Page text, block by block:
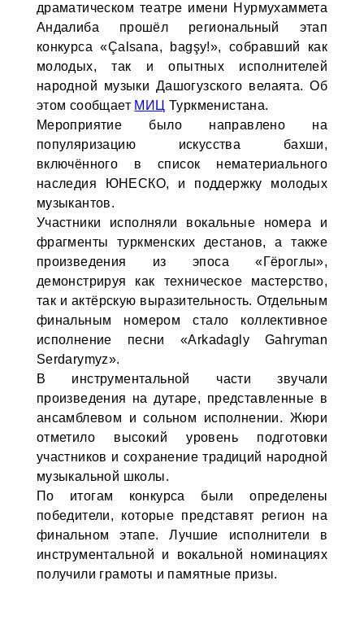
драматическом театре имени Нурмухаммета
Андалиба прошёл региональный этап
конкурса «Çalsana, bagşy!», собравший как
молодых, так и опытных исполнителей
народной музыки Дашогузского велаята. Об
этом сообщает МИЦ Туркменистана.
Мероприятие было направлено на
популяризацию искусства бахши,
включённого в список нематериального
наследия ЮНЕСКО, и поддержку молодых
музыкантов.
Участники исполняли вокальные номера и
фрагменты туркменских дестанов, а также
произведения из эпоса «Гёроглы»,
демонстрируя как техническое мастерство,
так и актёрскую выразительность. Отдельным
финальным номером стало коллективное
исполнение песни «Arkadagly Gahryman
Serdarymyz».
В инструментальной части звучали
произведения на дутаре, представленные в
ансамблевом и сольном исполнении. Жюри
отметило высокий уровень подготовки
участников и сохранение традиций народной
музыкальной школы.
По итогам конкурса были определены
победители, которые представят регион на
финальном этапе. Лучшие исполнители в
инструментальной и вокальной номинациях
получили грамоты и памятные призы.